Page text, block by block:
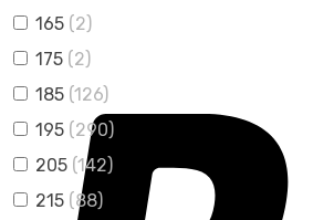
165 (2)
175 (2)
185 (126)
195 (290)
205 (142)
215 (88)